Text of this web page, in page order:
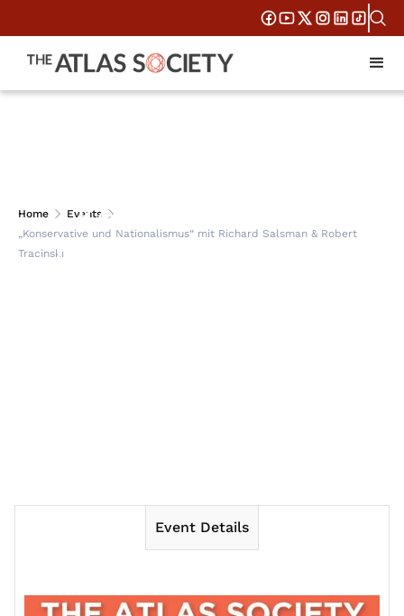
Home
Events
„Konservative und Nationalismus“ mit Richard Salsman & Robert
Tracinski
„Konservative und
Nationalismus“ mit
Event Details